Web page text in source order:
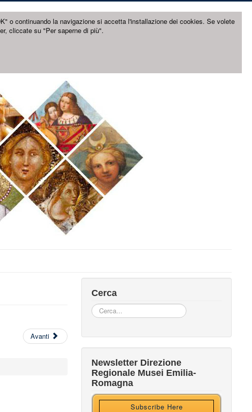
o continuando la navigazione si accetta l'installazione dei cookies. Se volete
cliccate su "Per saperne di più".
Avanti
Cerca
Cerca...
Newsletter Direzione
Regionale Musei Emilia-
Romagna
Subscribe Here
Iscriviti alla nostra newsletter
Ricevi HTML?